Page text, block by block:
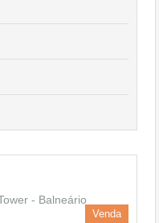
Venda